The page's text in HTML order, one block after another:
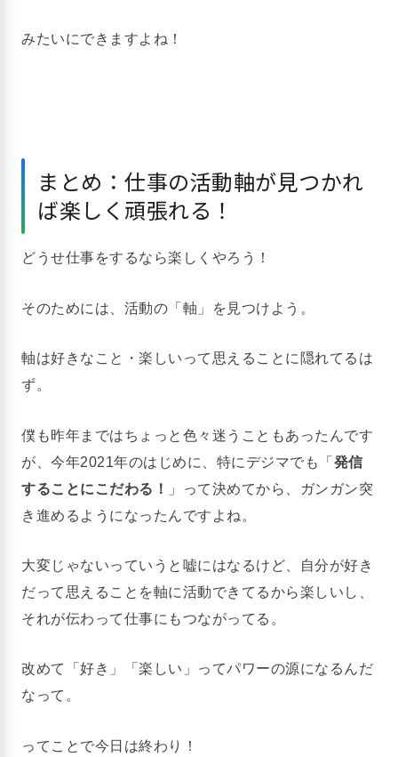
みたいにできますよね！
まとめ：仕事の活動軸が見つかれ
ば楽しく頑張れる！
どうせ仕事をするなら楽しくやろう！
そのためには、活動の「軸」を見つけよう。
軸は好きなこと・楽しいって思えることに隠れてるは
ず。
僕も昨年まではちょっと色々迷うこともあったんです
が、今年2021年のはじめに、特にデジマでも「 発信
することにこだわる！
」って決めてから、ガンガン突
き進めるようになったんですよね。
大変じゃないっていうと嘘にはなるけど、自分が好き
だって思えることを軸に活動できてるから楽しいし、
それが伝わって仕事にもつながってる。
改めて「好き」「楽しい」ってパワーの源になるんだ
なって。
ってことで今日は終わり！